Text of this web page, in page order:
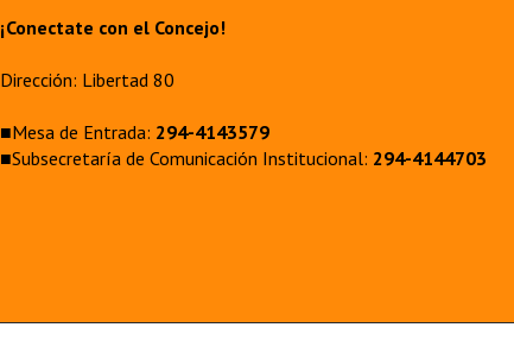
¡Conectate con el Concejo!
Dirección: Libertad 80
■Mesa de Entrada: 294-4143579
■Subsecretaría de Comunicación Institucional: 294-4144703